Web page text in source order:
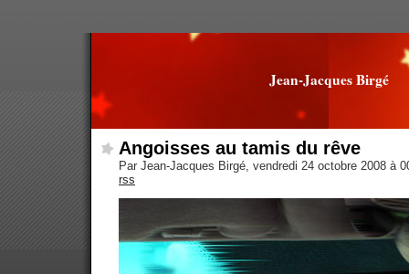
Jean-Jacques Birgé
Angoisses au tamis du rêve
Par Jean-Jacques Birgé, vendredi 24 octobre 2008 à
rss